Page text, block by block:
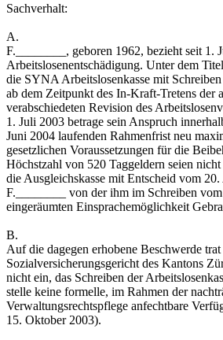
Sachverhalt:
A.
F.________, geboren 1962, bezieht seit 1.
Arbeitslosenentschädigung. Unter dem
die SYNA Arbeitslosenkasse mit
ab dem Zeitpunkt des In-Kraft-Tretens der
verabschiedeten Revision des
1. Juli 2003 betrage sein Anspruch
Juni 2004 laufenden Rahmenfrist neu
gesetzlichen Voraussetzungen für die
Höchstzahl von 520 Taggeldern seien
die Ausgleichskasse mit Entscheid vom
F.________ von der ihm im Schreiben
eingeräumten Einsprachemöglichkeit
B.
Auf die dagegen erhobene Beschwerde trat
Sozialversicherungsgericht des Kantons
nicht ein, das Schreiben der
stelle keine formelle, im Rahmen der
Verwaltungsrechtspflege anfechtbare
15. Oktober 2003).